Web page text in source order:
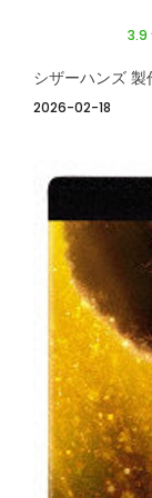
3.9
2026-02-18